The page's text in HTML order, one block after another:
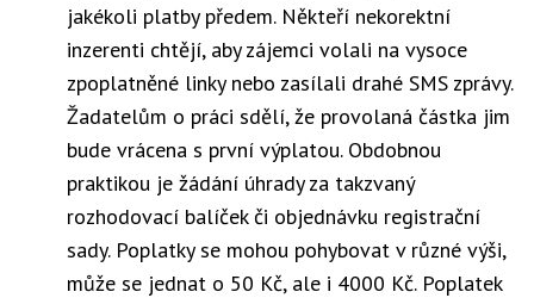
jakékoli platby předem. Někteří nekorektní
inzerenti chtějí, aby zájemci volali na vysoce
zpoplatněné linky nebo zasílali drahé SMS zprávy.
Žadatelům o práci sdělí, že provolaná částka jim
bude vrácena s první výplatou. Obdobnou
praktikou je žádání úhrady za takzvaný
rozhodovací balíček či objednávku registrační
sady. Poplatky se mohou pohybovat v různé výši,
může se jednat o 50 Kč, ale i 4000 Kč. Poplatek